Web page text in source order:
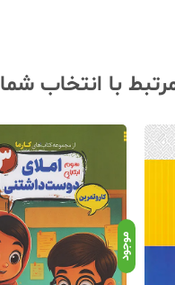
با انتخاب شما
موجود